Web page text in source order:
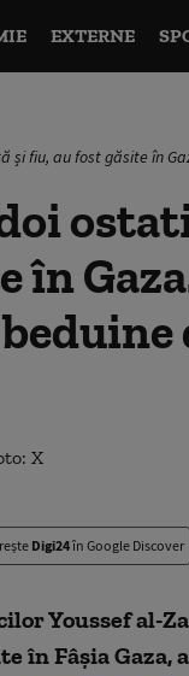
EXTERNE
și fiu, au fost găsite în
în
Digi24în Google Discover
Youssef al-
în Fâșia